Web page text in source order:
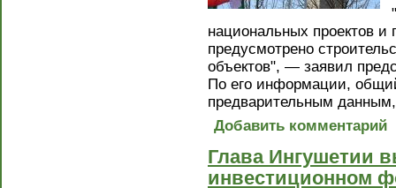
национальных проектов и
предусмотрено
объектов", — заявил
По его информации,
предварительным
Добавить комментарий
Глава Ингушетии
инвестиционном